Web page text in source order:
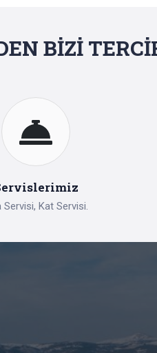
BİZİ
Servisi, Kat Servisi.